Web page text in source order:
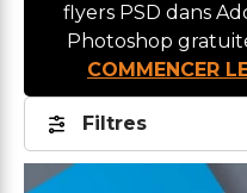
flyers PSD dans
Photoshop
COMMENCER
Filtres